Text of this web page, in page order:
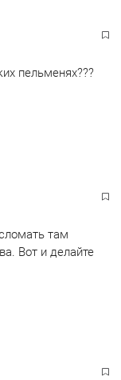
пельменях???
там
Вот и делайте